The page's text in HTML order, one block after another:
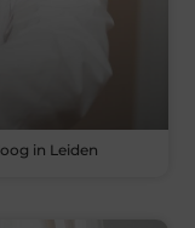
in Leiden